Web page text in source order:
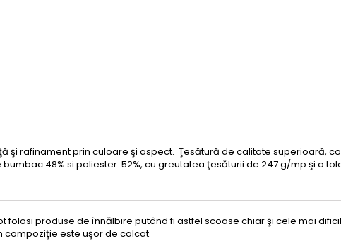
şi rafinament prin culoare şi aspect. Ţesătură de calitate superioară,
48% si poliester 52%, cu greutatea ţesăturii de 247 g/mp şi o
folosi produse de înnălbire putând fi astfel scoase chiar şi cele mai
compoziţie este uşor de calcat.